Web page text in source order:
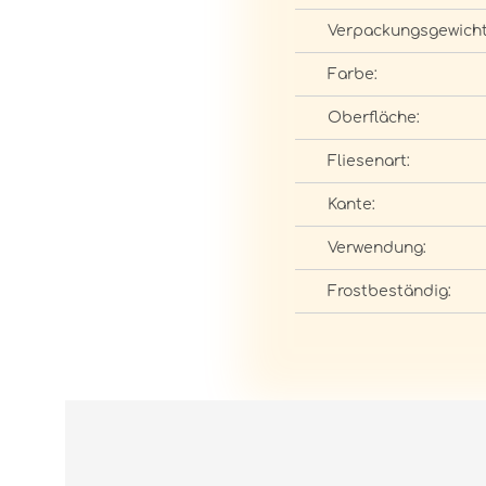
Farbe:
Oberfläche:
Fliesenart:
Kante:
Verwendung:
Frostbeständig: